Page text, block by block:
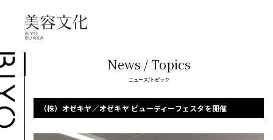
News / Topics
ニュース/トピック
（株）オゼキヤ／オゼキヤ ビューティーフェスタを開催